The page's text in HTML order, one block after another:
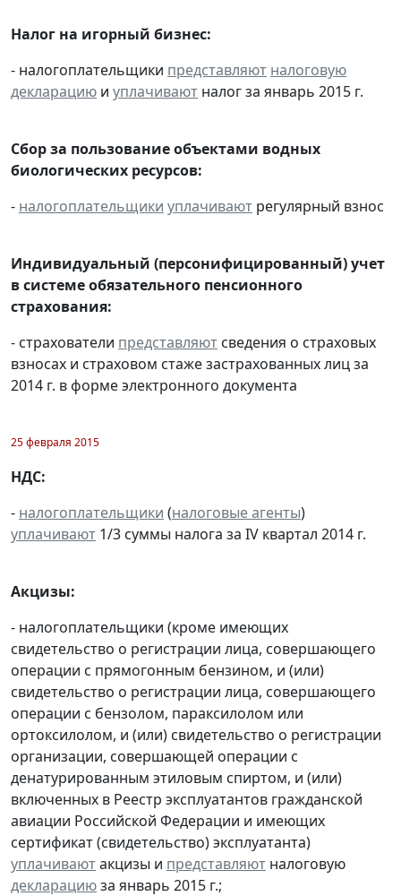
Налог на игорный бизнес:
- налогоплательщики представляют налоговую
декларацию и уплачивают налог за январь 2015 г.
Сбор за пользование объектами водных
биологических ресурсов:
- налогоплательщики уплачивают регулярный взнос
Индивидуальный (персонифицированный) учет
в системе обязательного пенсионного
страхования:
- страхователи представляют сведения о страховых
взносах и страховом стаже застрахованных лиц за
2014 г. в форме электронного документа
25 февраля 2015
НДС:
- налогоплательщики (налоговые агенты)
уплачивают 1/3 суммы налога за IV квартал 2014 г.
Акцизы:
- налогоплательщики (кроме имеющих
свидетельство о регистрации лица, совершающего
операции с прямогонным бензином, и (или)
свидетельство о регистрации лица, совершающего
операции с бензолом, параксилолом или
ортоксилолом, и (или) свидетельство о регистрации
организации, совершающей операции с
денатурированным этиловым спиртом, и (или)
включенных в Реестр эксплуатантов гражданской
авиации Российской Федерации и имеющих
сертификат (свидетельство) эксплуатанта)
уплачиваютакцизы и представляют налоговую
декларациюза январь 2015 г.;